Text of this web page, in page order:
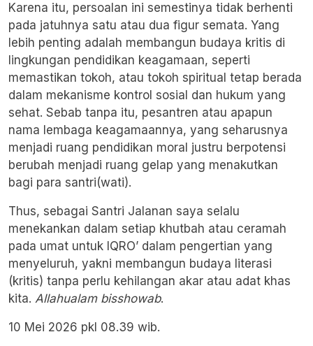
Karena itu, persoalan ini semestinya tidak berhenti
pada jatuhnya satu atau dua figur semata. Yang
lebih penting adalah membangun budaya kritis di
lingkungan pendidikan keagamaan, seperti
memastikan tokoh, atau tokoh spiritual tetap berada
dalam mekanisme kontrol sosial dan hukum yang
sehat. Sebab tanpa itu, pesantren atau apapun
nama lembaga keagamaannya, yang seharusnya
menjadi ruang pendidikan moral justru berpotensi
berubah menjadi ruang gelap yang menakutkan
bagi para santri(wati).
Thus, sebagai Santri Jalanan saya selalu
menekankan dalam setiap khutbah atau ceramah
pada umat untuk IQRO’ dalam pengertian yang
menyeluruh, yakni membangun budaya literasi
(kritis) tanpa perlu kehilangan akar atau adat khas
kita. Allahualam bisshowab.
10 Mei 2026 pkl 08.39 wib.